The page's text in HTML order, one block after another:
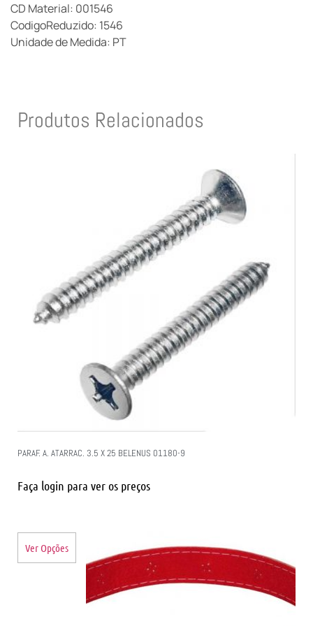
CD Material: 001546
CodigoReduzido: 1546
Unidade de Medida: PT
Produtos Relacionados
PARAF. A. ATARRAC. 3.5 X 25 BELENUS 01180-9
Faça login para ver os preços
Ver Opções